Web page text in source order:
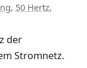
, 50 Hertz,
der
Stromnetz.